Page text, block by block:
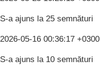
S-a ajuns la 25 semnături
2026-05-16 00:36:17 +0300
S-a ajuns la 10 semnături